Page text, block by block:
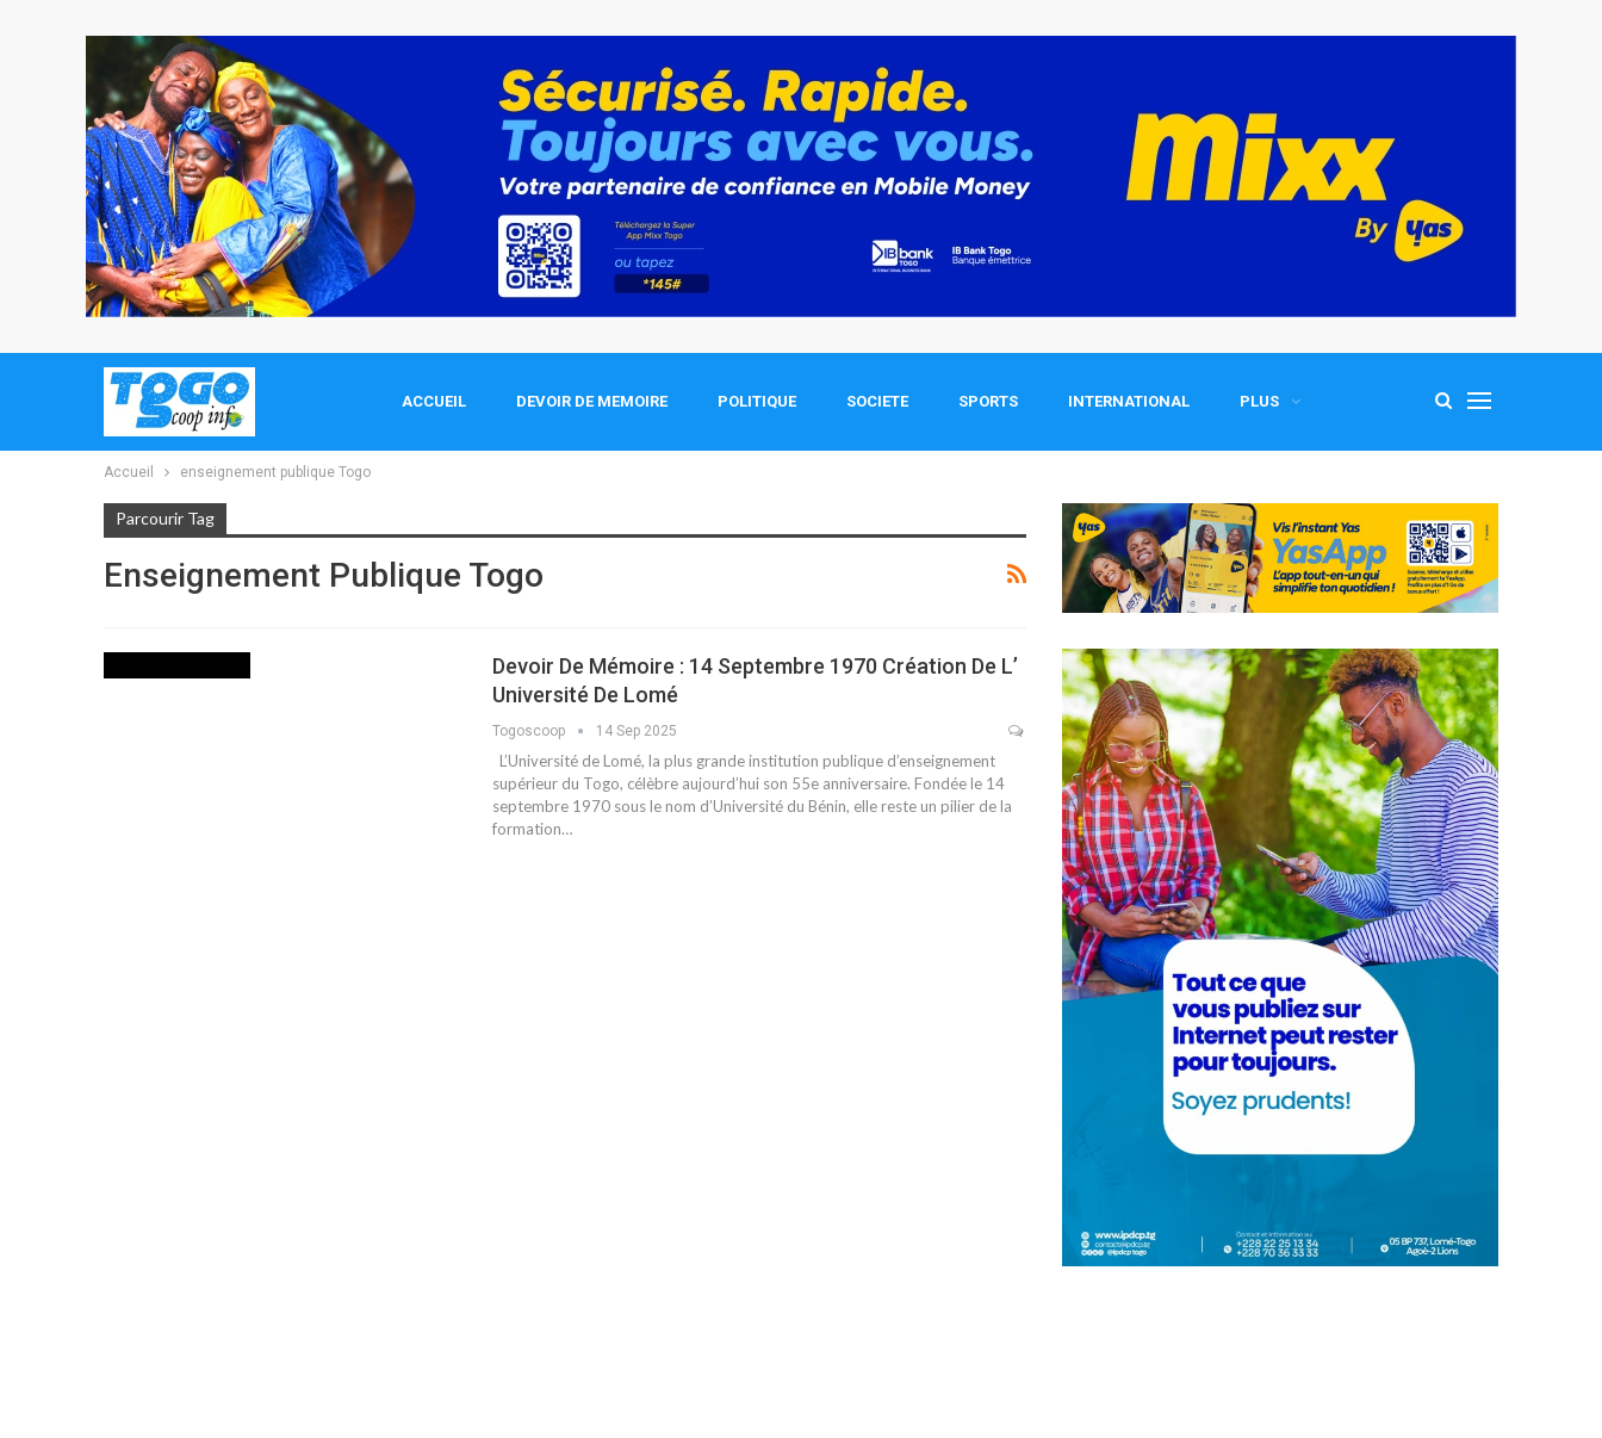
ACCUEIL DEVOIR DE MEMOIRE POLITIQUE SOCIETE SPORTS INTERNATIONAL PLUS
Accueil enseignement publique Togo
Parcourir Tag
Enseignement Publique Togo
Devoir De Mémoire : 14 Septembre 1970 Création De L’
Université De Lomé
Togoscoop 14 Sep 2025
L’Université de Lomé, la plus grande institution publique d’enseignement
supérieur du Togo, célèbre aujourd’hui son 55e anniversaire. Fondée le 14
septembre 1970 sous le nom d’Université du Bénin, elle reste un pilier de la
formation…